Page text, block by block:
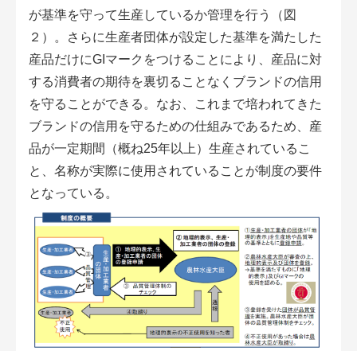
が基準を守って生産しているか管理を行う（図
２）。さらに生産者団体が設定した基準を満たした
産品だけにGIマークをつけることにより、産品に対
する消費者の期待を裏切ることなくブランドの信用
を守ることができる。なお、これまで培われてきた
ブランドの信用を守るための仕組みであるため、産
品が一定期間（概ね25年以上）生産されているこ
と、名称が実際に使用されていることが制度の要件
となっている。